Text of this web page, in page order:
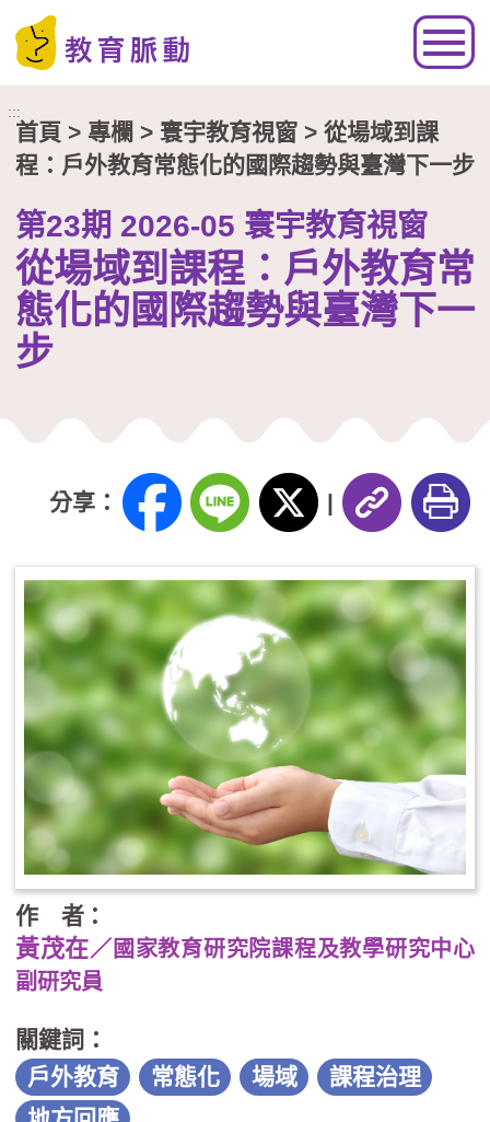
跳到主要內容區塊
:::
首頁 > 專欄 > 寰宇教育視窗 > 從場域到課
程：戶外教育常態化的國際趨勢與臺灣下一步
第23期 2026-05 寰宇教育視窗
從場域到課程：戶外教育常
態化的國際趨勢與臺灣下一
步
分享： |
作 者：
黃茂在／國家教育研究院課程及教學研究中心
副研究員
關鍵詞：
戶外教育
常態化 場域
課程治理